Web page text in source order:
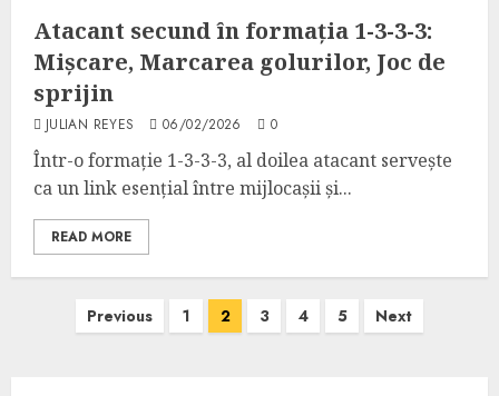
Atacant secund în formația 1-3-3-3:
Mișcare, Marcarea golurilor, Joc de
sprijin
JULIAN REYES 06/02/2026 0
Într-o formație 1-3-3-3, al doilea atacant servește
ca un link esențial între mijlocașii și...
READ MORE
Previous 1 2 3 4 5 Next